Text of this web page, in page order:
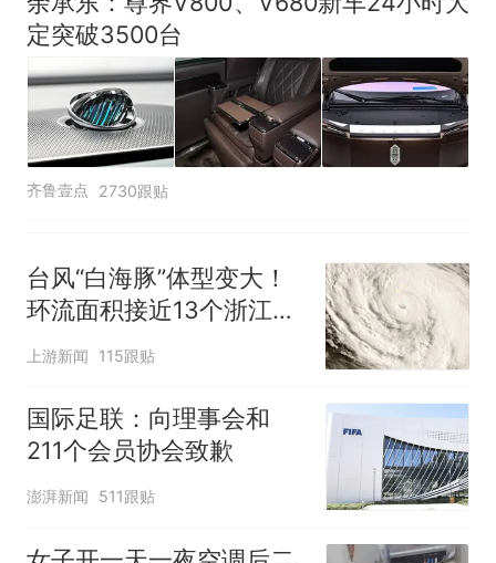
定突破3500台
齐鲁壹点 2730跟贴
台风“白海豚”体型变大！
环流面积接近13个浙江那
么大
上游新闻 115跟贴
国际足联：向理事会和
211个会员协会致歉
澎湃新闻 511跟贴